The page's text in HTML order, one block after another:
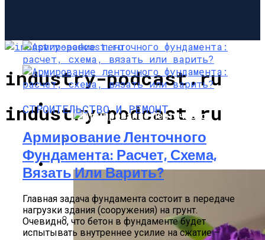
industry-podcast.ru
industry-podcast.ru
СТРОИТЕЛЬСТВО И РЕМОНТ
Армирование Ленточного Фундамента:
Расчет, Схема, Вязать Или Варить?
САД И ОГОРОД
СТРОИТЕЛЬСТВО И РЕМОНТ
Армирование Ленточного
Фундамента: Расчет, Схема,
Вязать Или Варить?
Главная задача фундамента состоит в передаче
нагрузки здания (сооружения) на грунт.
Очевидно, что бетон в фундаменте будет
испытывать внутреннее усилие на сжатие –